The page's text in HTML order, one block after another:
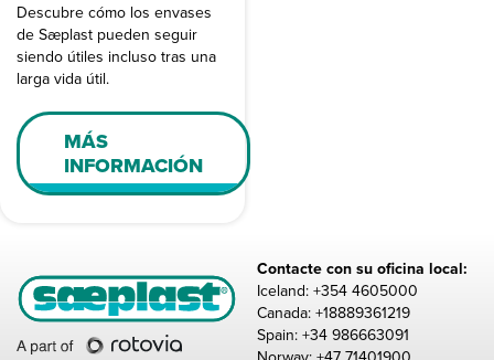
Descubre cómo los envases
de Sæplast pueden seguir
siendo útiles incluso tras una
larga vida útil.
MÁS
INFORMACIÓN
Contacte con su oficina local:
Iceland: +354 4605000
Canada: +18889361219
Spain: +34 986663091